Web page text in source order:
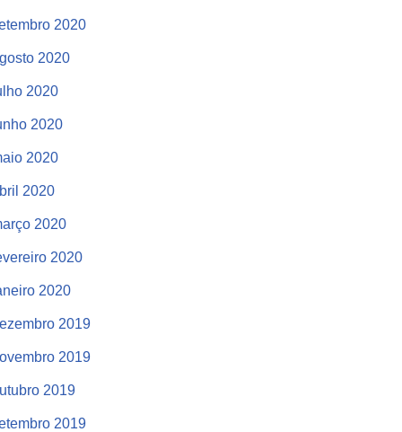
2020
2020
2020
2020
2020
2020
2020
2020
2020
2019
2019
2019
2019